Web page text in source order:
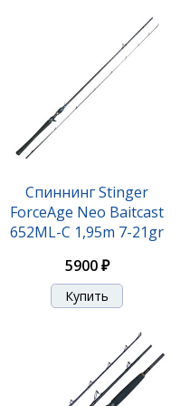
Спиннинг Stinger
ForceAge Neo Baitcast
652ML-C 1,95m 7-21gr
5900 ₽